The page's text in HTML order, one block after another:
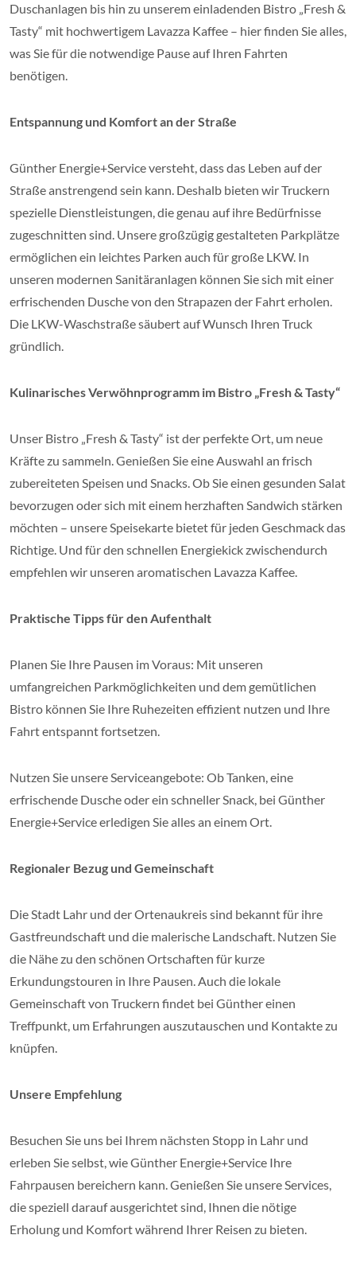
Duschanlagen bis hin zu unserem einladenden Bistro „Fresh &
Tasty“ mit hochwertigem Lavazza Kaffee – hier finden Sie alles,
was Sie für die notwendige Pause auf Ihren Fahrten
benötigen.
Entspannung und Komfort an der Straße
Günther Energie+Service versteht, dass das Leben auf der
Straße anstrengend sein kann. Deshalb bieten wir Truckern
spezielle Dienstleistungen, die genau auf ihre Bedürfnisse
zugeschnitten sind. Unsere großzügig gestalteten Parkplätze
ermöglichen ein leichtes Parken auch für große LKW. In
unseren modernen Sanitäranlagen können Sie sich mit einer
erfrischenden Dusche von den Strapazen der Fahrt erholen.
Die LKW-Waschstraße säubert auf Wunsch Ihren Truck
gründlich.
Kulinarisches Verwöhnprogramm im Bistro „Fresh & Tasty“
Unser Bistro „Fresh & Tasty“ ist der perfekte Ort, um neue
Kräfte zu sammeln. Genießen Sie eine Auswahl an frisch
zubereiteten Speisen und Snacks. Ob Sie einen gesunden Salat
bevorzugen oder sich mit einem herzhaften Sandwich stärken
möchten – unsere Speisekarte bietet für jeden Geschmack das
Richtige. Und für den schnellen Energiekick zwischendurch
empfehlen wir unseren aromatischen Lavazza Kaffee.
Praktische Tipps für den Aufenthalt
Planen Sie Ihre Pausen im Voraus: Mit unseren
umfangreichen Parkmöglichkeiten und dem gemütlichen
Bistro können Sie Ihre Ruhezeiten effizient nutzen und Ihre
Fahrt entspannt fortsetzen.
Nutzen Sie unsere Serviceangebote: Ob Tanken, eine
erfrischende Dusche oder ein schneller Snack, bei Günther
Energie+Service erledigen Sie alles an einem Ort.
Regionaler Bezug und Gemeinschaft
Die Stadt Lahr und der Ortenaukreis sind bekannt für ihre
Gastfreundschaft und die malerische Landschaft. Nutzen Sie
die Nähe zu den schönen Ortschaften für kurze
Erkundungstouren in Ihre Pausen. Auch die lokale
Gemeinschaft von Truckern findet bei Günther einen
Treffpunkt, um Erfahrungen auszutauschen und Kontakte zu
knüpfen.
Unsere Empfehlung
Besuchen Sie uns bei Ihrem nächsten Stopp in Lahr und
erleben Sie selbst, wie Günther Energie+Service Ihre
Fahrpausen bereichern kann. Genießen Sie unsere Services,
die speziell darauf ausgerichtet sind, Ihnen die nötige
Erholung und Komfort während Ihrer Reisen zu bieten.